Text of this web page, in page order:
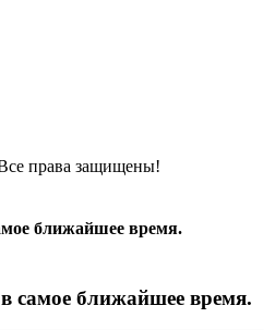
права защищены!
ближайшее время.
самое ближайшее время.